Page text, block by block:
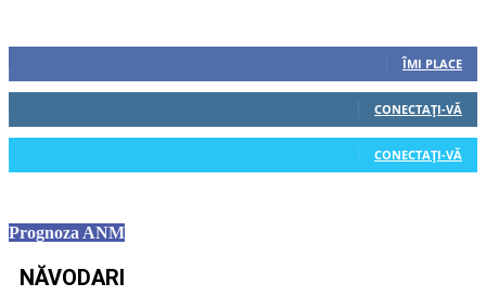
ÎMI PLACE
CONECTAȚI-VĂ
CONECTAȚI-VĂ
Prognoza ANM
NĂVODARI